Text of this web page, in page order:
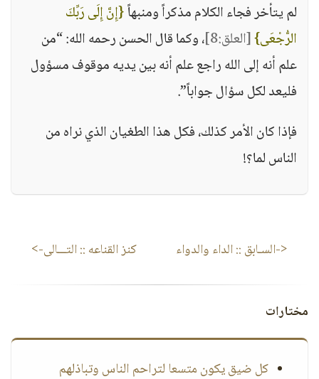
لم يتأخر فجاء الكلام مذكراً ومنبهاً{إِنَّ إِلَى رَبِّكَ
الرُّجْعَى}[العلق:8] ، وكما قال الحسن رحمه الله: “من
علم أنه إلى الله راجع علم أنه بين يديه موقوف مسؤول
فليعد لكل سؤال جواباً”.
فإذا كان الأمر كذلك، فكل هذا الطغيان الذي نراه من
الناس لما؟!
<-السـابق ::الداء والدواء كنز القناعه :: التـــالى->
مختارات
كل ضيق يكون متسعا لتراحم الناس وتباذلهم